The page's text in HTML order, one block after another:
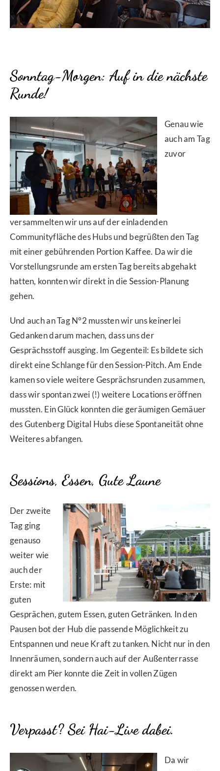
Sonntag-Morgen: Auf in die nächste
Runde!
Genau wie
auch am Tag
zuvor
versammelten wir uns auf der einladenden
Communityfläche des Hubs und begrüßten den Tag
mit einer gebührenden Portion Kaffee. Da wir die
Vorstellungsrunde am ersten Tag bereits abgehakt
hatten, konnten wir direkt in die Session-Planung
gehen.
Und auch an Tag N°2 mussten wir uns keinerlei
Gedanken darum machen, dass uns der
Gesprächsstoff ausging. Im Gegenteil: Es bildete sich
direkt eine Schlange für den Session-Pitch. Am Ende
kamen so viele weitere Gesprächsrunden zusammen,
dass wir spontan zwei (!) weitere Locations eröffnen
mussten. Ein Glück konnten die geräumigen Gemäuer
des Gutenberg Digital Hubs diese Spontaneität ohne
Weiteres abfangen.
Sessions, Essen, Gute Laune
Der zweite
Tag ging
genauso
weiter wie
auch der
Erste: mit
guten
Gesprächen, gutem Essen, guten Getränken. In den
Pausen bot der Hub die passende Möglichkeit zu
Entspannen und neue Kraft zu tanken. Nicht nur in den
Innenräumen, sondern auch auf der Außenterrasse
direkt am Pier konnte die Zeit in vollen Zügen
genossen werden.
Verpasst? Sei Hai-Live dabei.
Da wir